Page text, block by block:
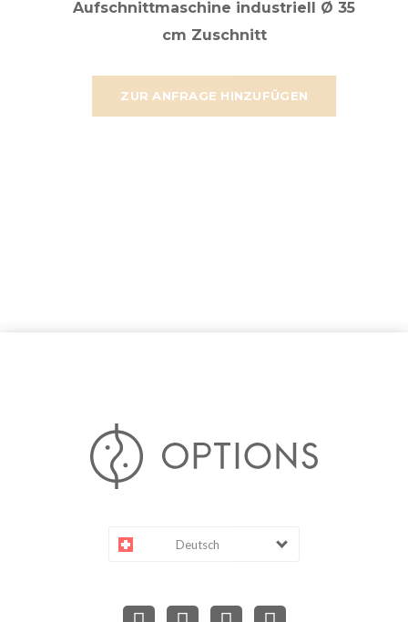
ZUR ANFRAGE HINZUFÜGEN
Aufschnittmaschine industriell Ø 35
cm Zuschnitt
Deutsch